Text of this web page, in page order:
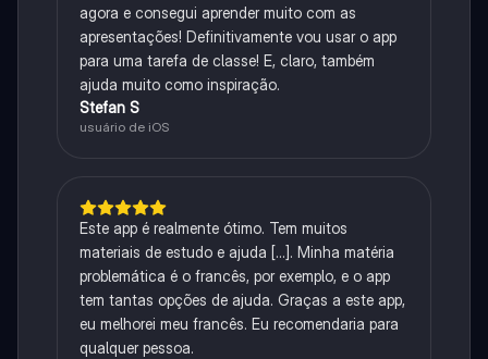
agora e consegui aprender muito com as
apresentações! Definitivamente vou usar o app
para uma tarefa de classe! E, claro, também
ajuda muito como inspiração.
Stefan S
usuário de iOS
Este app é realmente ótimo. Tem muitos
materiais de estudo e ajuda [...]. Minha matéria
problemática é o francês, por exemplo, e o app
tem tantas opções de ajuda. Graças a este app,
eu melhorei meu francês. Eu recomendaria para
qualquer pessoa.